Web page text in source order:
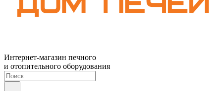
Интернет-магазин печного
и отопительного оборудования